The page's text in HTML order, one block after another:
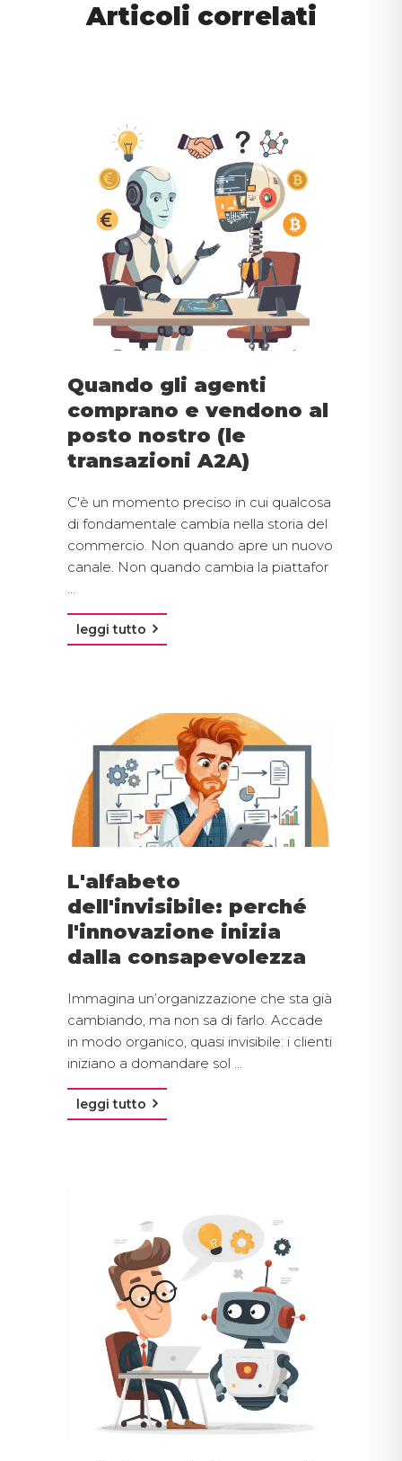
Articoli correlati
Quando gli agenti
comprano e vendono al
posto nostro (le
transazioni A2A)
C'è un momento preciso in cui qualcosa
di fondamentale cambia nella storia del
commercio. Non quando apre un nuovo
canale. Non quando cambia la piattafor
...
leggi tutto
L'alfabeto
dell'invisibile: perché
l'innovazione inizia
dalla consapevolezza
Immagina un’organizzazione che sta già
cambiando, ma non sa di farlo. Accade
in modo organico, quasi invisibile: i clienti
iniziano a domandare sol ...
leggi tutto